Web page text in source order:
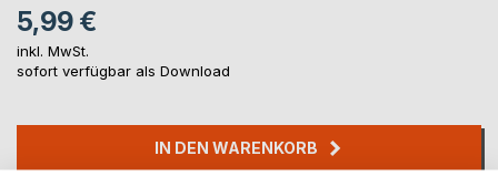
5,99 €
inkl. MwSt.
sofort verfügbar als Download
IN DEN WARENKORB